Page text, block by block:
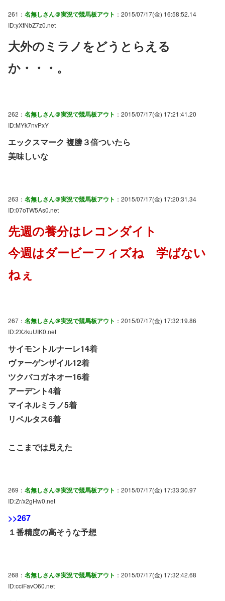
261： 名無しさん＠実況で競馬板アウト ：2015/07/17(金) 16:58:52.14
ID:yXtNbZ7z0.net
大外のミラノをどうとらえる
か・・・。
262： 名無しさん＠実況で競馬板アウト ：2015/07/17(金) 17:21:41.20
ID:MYk7nvPxY
エックスマーク 複勝３倍ついたら
美味しいな
263： 名無しさん＠実況で競馬板アウト ：2015/07/17(金) 17:20:31.34
ID:07oTW5As0.net
先週の養分はレコンダイト
今週はダービーフィズね 学ばない
ねぇ
267： 名無しさん＠実況で競馬板アウト ：2015/07/17(金) 17:32:19.86
ID:2XzkuUIK0.net
サイモントルナーレ14着
ヴァーゲンザイル12着
ツクバコガネオー16着
アーデント4着
マイネルミラノ5着
リベルタス6着
ここまでは見えた
269： 名無しさん＠実況で競馬板アウト ：2015/07/17(金) 17:33:30.97
ID:Zr/x2gHw0.net
>>267
１番精度の高そうな予想
268： 名無しさん＠実況で競馬板アウト ：2015/07/17(金) 17:32:42.68
ID:cciFavO60.net